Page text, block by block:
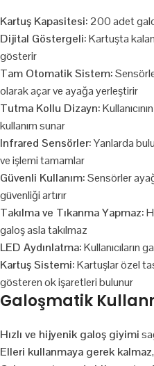
Kartuş Kapasitesi:200 adet
Dijital Göstergeli:Kartuşta
gösterir
Tam Otomatik Sistem:
olarak açar ve ayağa yerleştirir
Tutma Kollu Dizayn:
kullanım sunar
Infrared Sensörler:Yanlarda
ve işlemi tamamlar
Güvenli Kullanım:Sensörler
güvenliği artırır
Takılma ve Tıkanma Yapmaz:
galoş asla takılmaz
LED Aydınlatma:Kullanıcıların
Kartuş Sistemi:Kartuşlar özel
gösteren ok işaretleri bulunur
Galoşmatik
Hızlı ve hijyenik galoş giyimi
Elleri kullanmaya gerek kalmaz